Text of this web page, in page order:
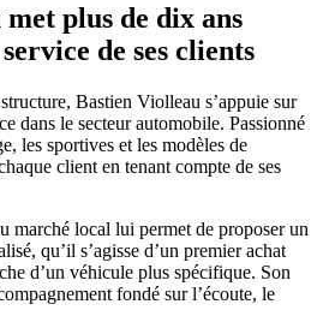
plus de dix ans
de ses clients
Bastien Violleau s’appuie sur
dans le secteur automobile. Passionné
les sportives et les modèles de
client en tenant compte de ses
marché local lui permet de proposer un
qu’il s’agisse d’un premier achat
d’un véhicule plus spécifique. Son
fondé sur l’écoute, le